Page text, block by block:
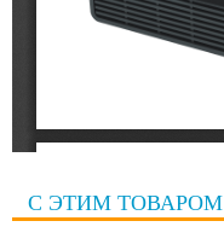
С ЭТИМ